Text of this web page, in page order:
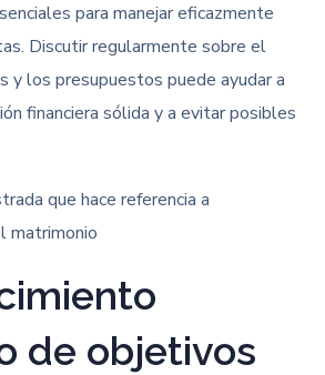
para manejar eficazmente
Discutir regularmente sobre el
y los presupuestos puede ayudar a
financiera sólida y a evitar posibles
de objetivos